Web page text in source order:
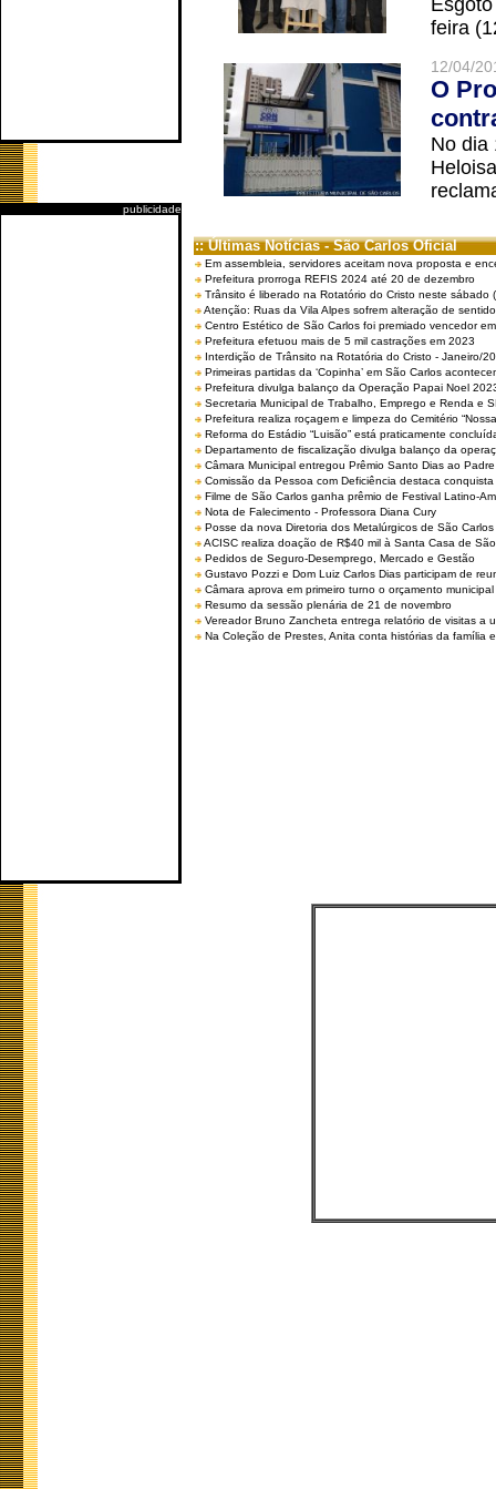
publicidade
feira
12/04/
O
No dia
:: Últimas Notícias - São Carlos Oficial
Em assembleia, servidores aceitam nova proposta e
Prefeitura prorroga REFIS 2024 até 20 de dezembro
Trânsito é liberado na Rotatório do Cristo neste sábado
Atenção: Ruas da Vila Alpes sofrem alteração de
Centro Estético de São Carlos foi premiado vencedor
Prefeitura efetuou mais de 5 mil castrações em 2023
Interdição de Trânsito na Rotatória do Cristo - Janeiro/
Primeiras partidas da ‘Copinha’ em São Carlos
Prefeitura divulga balanço da Operação Papai Noel
Secretaria Municipal de Trabalho, Emprego e Renda e
Prefeitura realiza roçagem e limpeza do Cemitério
Reforma do Estádio “Luisão” está praticamente
Departamento de fiscalização divulga balanço da
Câmara Municipal entregou Prêmio Santo Dias ao
Comissão da Pessoa com Deficiência destaca
Filme de São Carlos ganha prêmio de Festival Latino-
Nota de Falecimento - Professora Diana Cury
Posse da nova Diretoria dos Metalúrgicos de São
ACISC realiza doação de R$40 mil à Santa Casa de
Pedidos de Seguro-Desemprego, Mercado e Gestão
Gustavo Pozzi e Dom Luiz Carlos Dias participam de
Câmara aprova em primeiro turno o orçamento
Resumo da sessão plenária de 21 de novembro
Vereador Bruno Zancheta entrega relatório de visitas a
Na Coleção de Prestes, Anita conta histórias da família